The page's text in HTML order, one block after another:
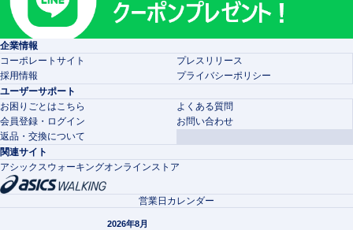
企業情報
コーポレートサイト
プレスリリース
採用情報
プライバシーポリシー
ユーザーサポート
お困りごとはこちら
よくある質問
会員登録・ログイン
お問い合わせ
返品・交換について
関連サイト
アシックスウォーキングオンラインストア
営業日カレンダー
2026年8月